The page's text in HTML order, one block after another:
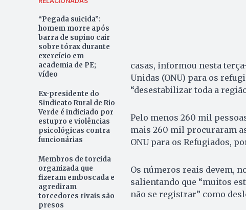
“Pegada suicida”:
homem morre após
barra de supino cair
sobre tórax durante
exercício em
academia de PE;
vídeo
Ex-presidente do
Sindicato Rural de Rio
Verde é indiciado por
estupro e violências
psicológicas contra
funcionárias
Membros de torcida
organizada que
fizeram emboscada e
agrediram
torcedores rivais são
presos
casas, informou nesta
Unidas (ONU) para os
“desestabilizar toda a
Pelo menos 260 mil
mais 260 mil procuraram
ONU para os Refugiados,
Os números reais devem,
salientando que “muitos
não se registrar” como